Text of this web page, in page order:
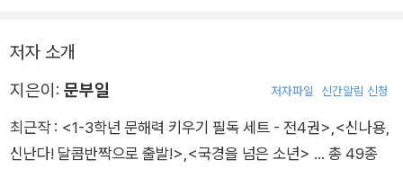
저자 소개
지은이: 문부일 저자파일 신간알림 신청
최근작 : <1-3학년 문해력 키우기 필독 세트 - 전4권> <신나용,
신난다! 달콤반짝으로 출발!> <국경을 넘은 소년> … 총 49종